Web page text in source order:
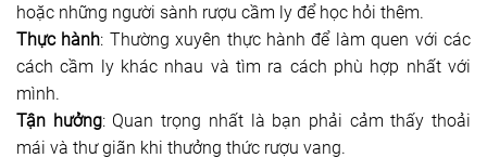
hoặc những người sành rượu cầm ly để học hỏi thêm.
Thực hành: Thường xuyên thực hành để làm quen với các
cách cầm ly khác nhau và tìm ra cách phù hợp nhất với
mình.
Tận hưởng: Quan trọng nhất là bạn phải cảm thấy thoải
mái và thư giãn khi thưởng thức rượu vang.